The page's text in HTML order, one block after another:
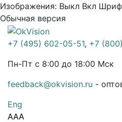
Изображения: Выкл Вкл
Обычная версия
+7 (495) 602-05-51, +7
Пн-Пт с 8:00 до 18:00 Мск
feedback@okvision.ru -
Eng
AAA